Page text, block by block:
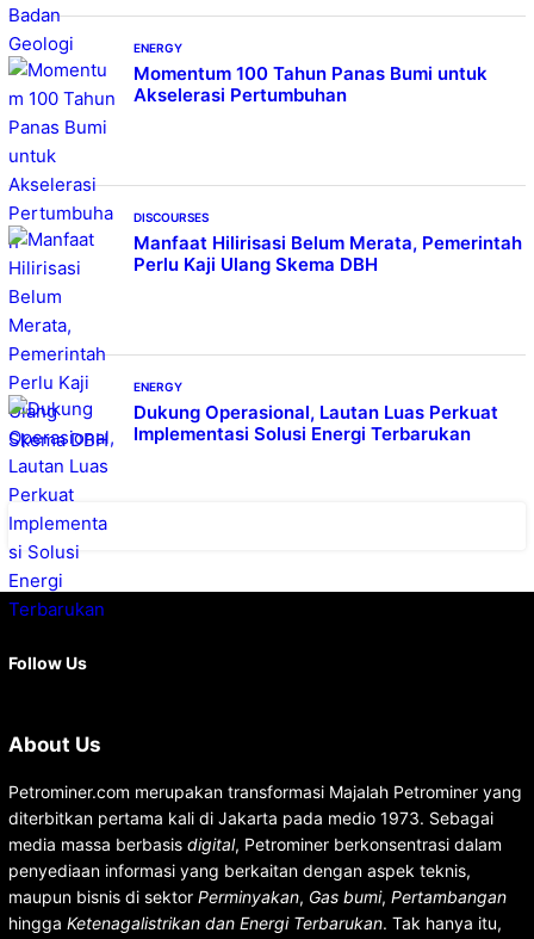
ENERGY
Momentum 100 Tahun Panas Bumi untuk
Akselerasi Pertumbuhan
DISCOURSES
Manfaat Hilirisasi Belum Merata, Pemerintah
Perlu Kaji Ulang Skema DBH
ENERGY
Dukung Operasional, Lautan Luas Perkuat
Implementasi Solusi Energi Terbarukan
Follow Us
About Us
Petrominer.com merupakan transformasi Majalah Petrominer yang
diterbitkan pertama kali di Jakarta pada medio 1973. Sebagai
media massa berbasis digital, Petrominer berkonsentrasi dalam
penyediaan informasi yang berkaitan dengan aspek teknis,
maupun bisnis di sektor Perminyakan, Gas bumi, Pertambangan
hingga Ketenagalistrikan dan Energi Terbarukan. Tak hanya itu,